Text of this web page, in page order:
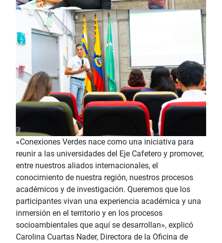
«Conexiones Verdes nace como una iniciativa para
reunir a las universidades del Eje Cafetero y promover,
entre nuestros aliados internacionales, el
conocimiento de nuestra región, nuestros procesos
académicos y de investigación. Queremos que los
participantes vivan una experiencia académica y una
inmersión en el territorio y en los procesos
socioambientales que aquí se desarrollan», explicó
Carolina Cuartas Nader, Directora de la Oficina de